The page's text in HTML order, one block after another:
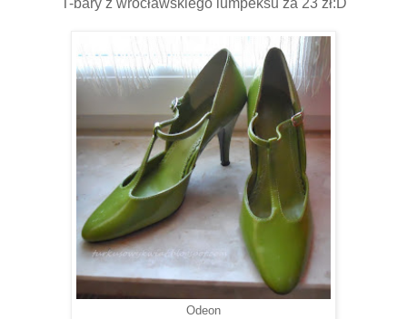
T-bary z wrocławskiego lumpeksu za 23 zł:D
Odeon